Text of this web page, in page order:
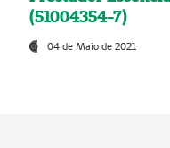
(51004354-7)
04 de Maio de 2021